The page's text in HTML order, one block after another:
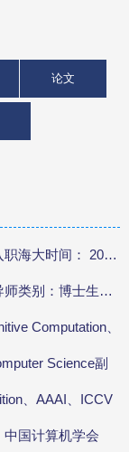
论文
入职海大时间： 2014.3
导师类别：博士生导师、硕士生导师
Computation、
Science副
、AAAI、ICCV
国计算机学会